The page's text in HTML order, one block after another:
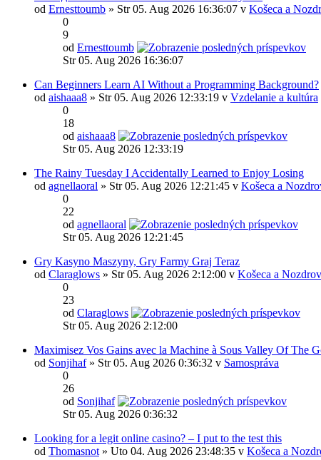
od Ernesttoumb » Str 05. Aug 2026 16:36:07 v Košeca a
0
9
od Ernesttoumb
Str 05. Aug 2026 16:36:07
Can Beginners Learn AI Without a Programming Background?
od aishaaa8 » Str 05. Aug 2026 12:33:19 v Vzdelanie a kultúra
0
18
od aishaaa8
Str 05. Aug 2026 12:33:19
The Rainy Tuesday I Accidentally Learned to Enjoy Losing
od agnellaoral » Str 05. Aug 2026 12:21:45 v Košeca a
0
22
od agnellaoral
Str 05. Aug 2026 12:21:45
Gry Kasyno Maszyny, Gry Farmy Graj Teraz
od Claraglows » Str 05. Aug 2026 2:12:00 v Košeca a
0
23
od Claraglows
Str 05. Aug 2026 2:12:00
Maximisez Vos Gains avec la Machine à Sous Valley Of The
od Sonjihaf» Str 05. Aug 2026 0:36:32 v Samospráva
0
26
od Sonjihaf
Str 05. Aug 2026 0:36:32
Looking for a legit online casino? – I put to the test this
od Thomasnot » Uto 04. Aug 2026 23:48:35 v Košeca a